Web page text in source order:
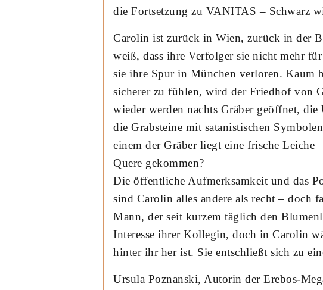
die Fortsetzung zu VANITAS – Schwarz
Carolin ist zurück in Wien, zurück in der
weiß, dass ihre Verfolger sie nicht mehr
sie ihre Spur in München verloren. Kaum
sicherer zu fühlen, wird der Friedhof von
wieder werden nachts Gräber geöffnet,
die Grabsteine mit satanistischen
einem der Gräber liegt eine frische Leiche
Quere gekommen?
Die öffentliche Aufmerksamkeit und das
sind Carolin alles andere als recht – doch
Mann, der seit kurzem täglich den
Interesse ihrer Kollegin, doch in Carolin
hinter ihr her ist. Sie entschließt sich zu
Ursula Poznanski, Autorin der Erebos-